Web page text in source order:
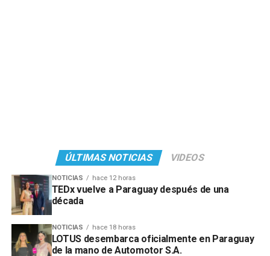
ÚLTIMAS NOTICIAS VIDEOS
NOTICIAS hace 12 horas
TEDx vuelve a Paraguay después de una
década
NOTICIAS hace 18 horas
LOTUS desembarca oficialmente en Paraguay
de la mano de Automotor S.A.